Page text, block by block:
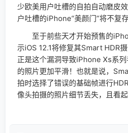
少欧美用户吐槽的自拍自动磨皮
户吐槽的iPhone“美颜门”将不复存
至于前些天才开始预售的
示iOS 12.1将修复其Smart HDR
正是这个漏洞导致iPhone Xs系
的照片更加平滑！也就是说，
拍时选择了错误的基础帧进行
像头拍摄的照片细节丢失，且看起